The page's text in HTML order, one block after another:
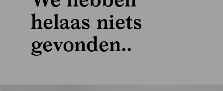
helaas niets
gevonden..